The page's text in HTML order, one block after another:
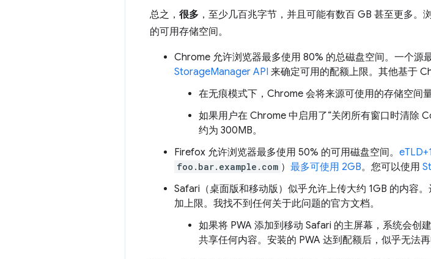
总之， 很多 ，至少几百兆字节，并且可能有数百 GB 甚至更多
的可用存储空间。
Chrome 允许浏览器最多使用 80% 的总磁盘空间。一个源
StorageManager API 来确定可用的配额上限。其他基于
在无痕模式下，Chrome 会将来源可使用的存储空间
如果用户在 Chrome 中启用了“关闭所有窗口时清除
约为 300MB。
Firefox 允许浏览器最多使用 50% 的可用磁盘空间。 eTLD+1
foo.bar.example.com ） 最多可使用 2GB。您可以使用
Safari（桌面版和移动版）似乎允许上传大约 1GB 的内容
加上限。我找不到任何关于此问题的官方文档。
如果将 PWA 添加到移动 Safari 的主屏幕，系统会创
共享任何内容。安装的 PWA 达到配额后，似乎无法再